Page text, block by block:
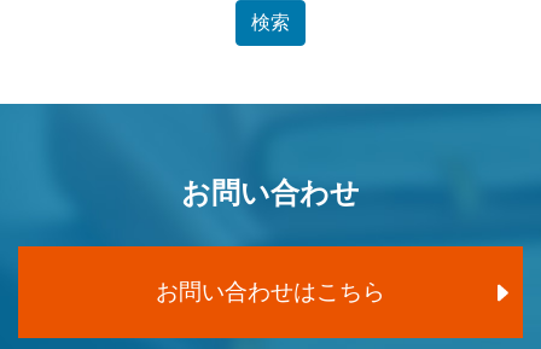
お問い合わせ
お問い合わせはこちら